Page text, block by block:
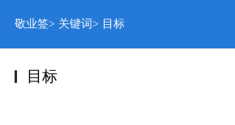
敬业签> 关键词> 目标
目标